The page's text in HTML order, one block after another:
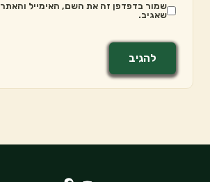
שמור בדפדפן זה את השם, האימייל
שאגיב.